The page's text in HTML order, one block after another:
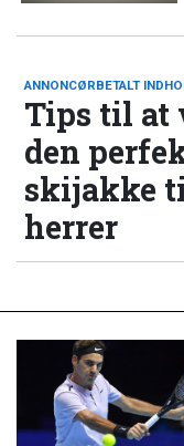
ANNONCØRBETALT
Tips til at
den
skijakke
herrer